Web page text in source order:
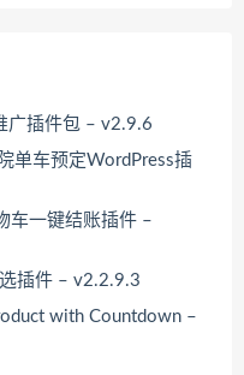
广插件包 – v2.9.6
单车预定WordPress插
车一键结账插件 –
插件 – v2.2.9.3
with Countdown –